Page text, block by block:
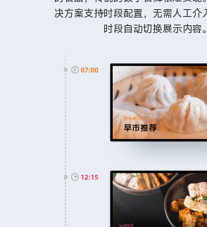
决方案支持时段配置，无需人工介
时段自动切换展示内容。